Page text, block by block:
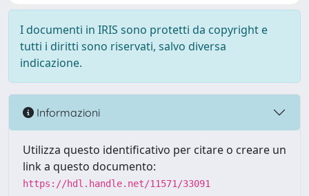
I documenti in IRIS sono protetti da copyright e
tutti i diritti sono riservati, salvo diversa
indicazione.
Informazioni
Utilizza questo identificativo per citare o creare un
link a questo documento:
https://hdl.handle.net/11571/33091